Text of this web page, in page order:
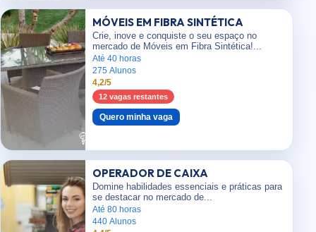
MÓVEIS EM FIBRA SINTÉTICA
Crie, inove e conquiste o seu espaço no
mercado de Móveis em Fibra Sintética!...
Até 40 horas
275 Alunos
4,2/5
12 vagas restantes
Quero minha vaga
OPERADOR DE CAIXA
Domine habilidades essenciais e práticas para
se destacar no mercado de...
Até 80 horas
440 Alunos